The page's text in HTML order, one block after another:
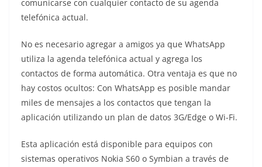
comunicarse con cualquier contacto de su agenda
telefónica actual.
No es necesario agregar a amigos ya que WhatsApp
utiliza la agenda telefónica actual y agrega los
contactos de forma automática. Otra ventaja es que no
hay costos ocultos: Con WhatsApp es posible mandar
miles de mensajes a los contactos que tengan la
aplicación utilizando un plan de datos 3G/Edge o Wi-Fi.
Esta aplicación está disponible para equipos con
sistemas operativos Nokia S60 o Symbian a través de